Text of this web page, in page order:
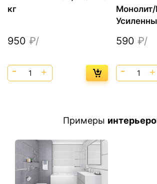
Примеры
кг
950 ₽/ 590 ₽/